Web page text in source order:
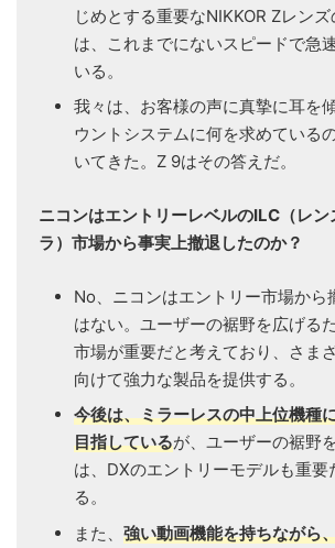
じめとする重要なNIKKOR Zレン
は、これまでにないスピードで急
いる。
我々は、お客様の声に真摯に耳を
ウントシステムに何を求めている
いてきた。Z 9はその答えだ。
ニコンはエントリーレベルのILC（レン
ラ）市場から事実上撤退したのか？
No、ニコンはエントリー市場から
はない。ユーザーの裾野を広げる
市場が重要だと考えており、さま
向けて強力な製品を提供する。
今後は、ミラーレスの中上位機種
目指しているが、ユーザーの裾野
は、DXのエントリーモデルも重要
る。
また、 強い動画機能を持ちながら